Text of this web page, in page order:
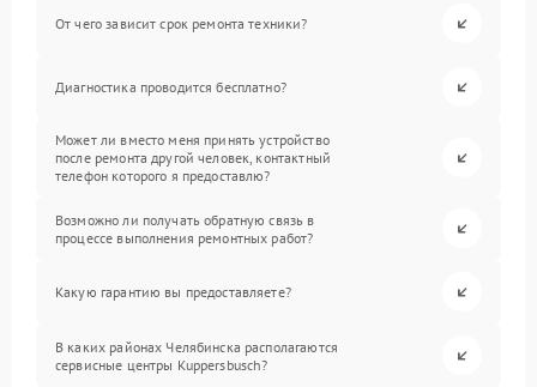
От чего зависит срок ремонта техники?
Диагностика проводится бесплатно?
Может ли вместо меня принять устройство
после ремонта другой человек, контактный
телефон которого я предоставлю?
Возможно ли получать обратную связь в
процессе выполнения ремонтных работ?
Какую гарантию вы предоставляете?
В каких районах Челябинска располагаются
сервисные центры Kuppersbusch?